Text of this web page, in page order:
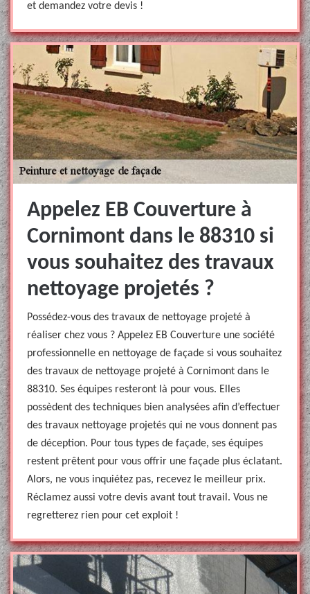
et demandez votre devis !
Appelez EB Couverture à
Cornimont dans le 88310 si
vous souhaitez des travaux
nettoyage projetés ?
Possédez-vous des travaux de nettoyage projeté à
réaliser chez vous ? Appelez EB Couverture une société
professionnelle en nettoyage de façade si vous souhaitez
des travaux de nettoyage projeté à Cornimont dans le
88310. Ses équipes resteront là pour vous. Elles
possèdent des techniques bien analysées afin d’effectuer
des travaux nettoyage projetés qui ne vous donnent pas
de déception. Pour tous types de façade, ses équipes
restent prêtent pour vous offrir une façade plus éclatant.
Alors, ne vous inquiétez pas, recevez le meilleur prix.
Réclamez aussi votre devis avant tout travail. Vous ne
regretterez rien pour cet exploit !